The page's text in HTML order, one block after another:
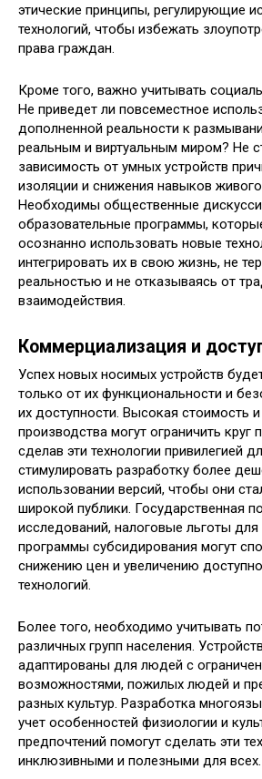
этические принципы, регулирующие
технологий, чтобы избежать
права граждан.
Кроме того, важно учитывать
Не приведет ли повсеместное
дополненной реальности к
реальным и виртуальным миром? Не
зависимость от умных устройств
изоляции и снижения навыков
Необходимы общественные
образовательные программы,
осознанно использовать новые
интегрировать их в свою жизнь, не
реальностью и не отказываясь от
взаимодействия.
Коммерциализация и
Успех новых носимых устройств
только от их функциональности и
их доступности. Высокая стоимость
производства могут ограничить круг
сделав эти технологии привилегией
стимулировать разработку более
использовании версий, чтобы они
широкой публики. Государственная
исследований, налоговые льготы для
программы субсидирования могут
снижению цен и увеличению
технологий.
Более того, необходимо учитывать
различных групп населения.
адаптированы для людей с
возможностями, пожилых людей и
разных культур. Разработка
учет особенностей физиологии и
предпочтений помогут сделать эти
инклюзивными и полезными для всех.